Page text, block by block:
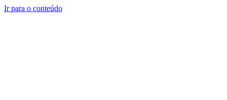
Ir para o conteúdo